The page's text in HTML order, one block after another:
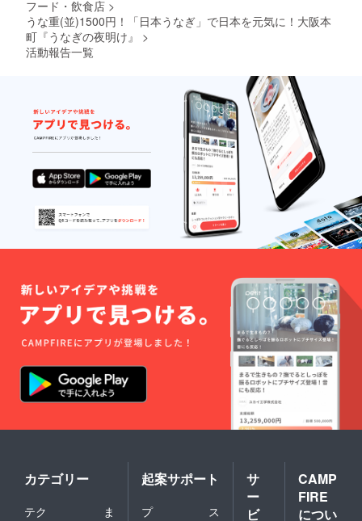
フード・飲食店 >
うな重(並)1500円！「日本うなぎ」で日本を元気に！大阪本
町『うなぎの夜明け』
>
活動報告一覧
カテゴリー
テク
ま
起案サポート
プ
ス
サ
ー
ビ
CAMP
FIRE
につい